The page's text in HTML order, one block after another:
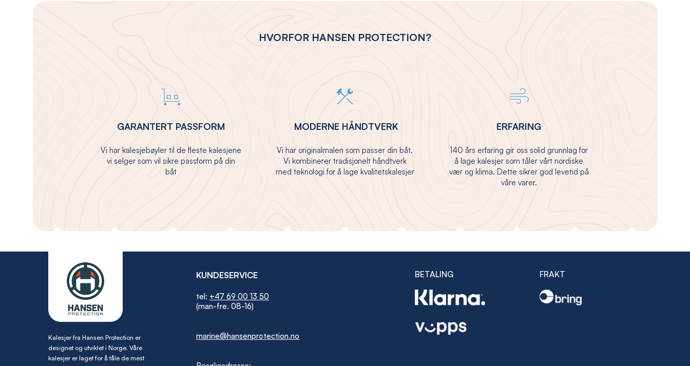
HVORFOR HANSEN PROTECTION?
GARANTERT PASSFORM
Vi har kalesjebøyler til de fleste kalesjene
vi selger som vil sikre passform på din
båt
MODERNE HÅNDTVERK
Vi har originalmalen som passer din båt.
Vi kombinerer tradisjonelt håndtverk
med teknologi for å lage kvalitetskalesjer
ERFARING
140 års erfaring gir oss solid grunnlag for
å lage kalesjer som tåler vårt nordiske
vær og klima. Dette sikrer god levetid på
våre varer.
Kalesjer fra Hansen Protection er
designet og utviklet i Norge. Våre
kalesjer er laget for å tåle de mest
KUNDESERVICE
tel: +47 69 00 13 50
(man-fre. 08-16)
marine@hansenprotection.no
BETALING FRAKT